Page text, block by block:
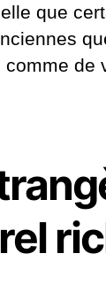
que
comme de